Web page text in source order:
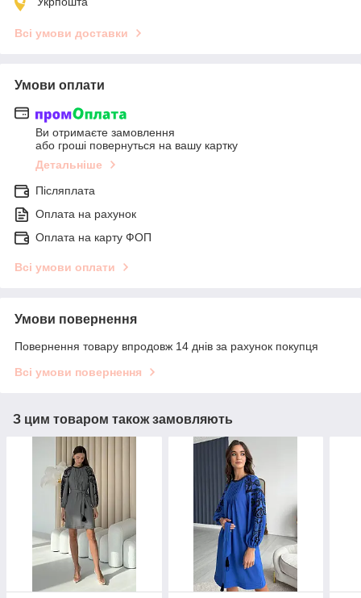
Всі умови доставки
Умови оплати
Ви отримаєте замовлення
або гроші повернуться на вашу картку
Детальніше
Післяплата
Оплата на рахунок
Оплата на карту ФОП
Всі умови оплати
Умови повернення
Повернення товару впродовж 14 днів за рахунок покупця
Всі умови повернення
З цим товаром також замовляють